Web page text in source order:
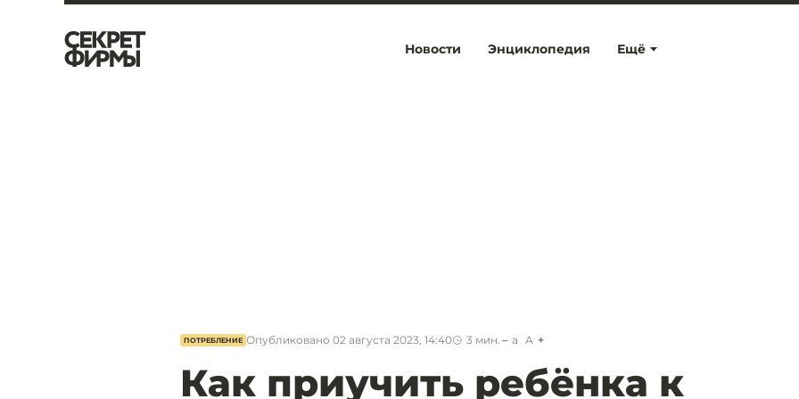
Ещё
Новости Энциклопедия
ПОТРЕБЛЕНИЕ Опубликовано 02 августа 2023, 14:40 3 мин. a A
Как приучить ребёнка к